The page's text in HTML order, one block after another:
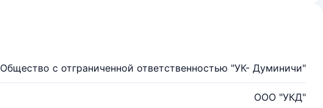
Общество с отграниченной ответственностью "УК- Думиничи"
ООО "УКД"